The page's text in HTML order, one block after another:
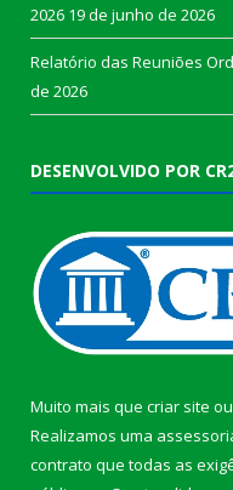
2026 19 de junho de 2026
Relatório das Reuniões
de 2026
DESENVOLVIDO POR
Muito mais que criar site ou
Realizamos uma
contrato que todas as